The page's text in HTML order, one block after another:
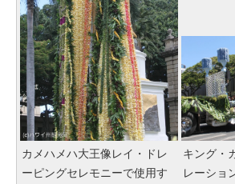
カメハメハ大王像レイ・ドレ
ーピングセレモニーで使用す
キング・
レーショ